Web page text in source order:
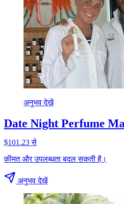
अनुभव देखें
Date Night Perfume
$101.23 से
कीमत और उपलब्धता बदल सकती है।
अनुभव देखें